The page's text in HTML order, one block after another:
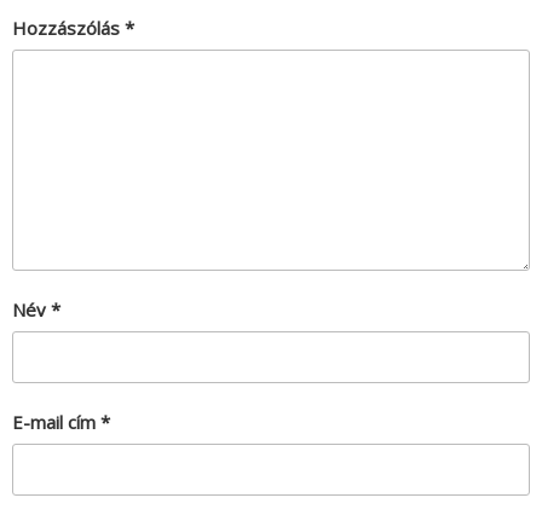
Hozzászólás *
Név *
E-mail cím *